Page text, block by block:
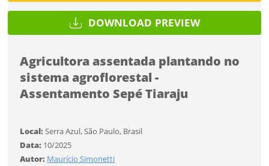
DOWNLOAD PREVIEW
Agricultora assentada plantando no
sistema agroflorestal -
Assentamento Sepé Tiaraju
Local:Serra Azul, São Paulo, Brasil
Data: 10/2025
Autor: Maurício Simonetti
Li e concordo com os Termos de Uso do site
Já tem uma conta?
Tipo de download